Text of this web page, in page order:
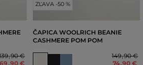
,90 €
69,90 €
ZĽAVA -50 %
ČAPICA WOOLRICH BEANIE
CASHMERE POM POM
149,90 €
74,90 €